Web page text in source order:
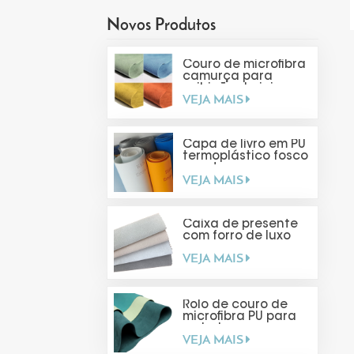
Novos Produtos
Couro de microfibra
camurça para
VEJA MAIS
Capa de livro em PU
termoplástico fosco
VEJA MAIS
Caixa de presente
com forro de luxo
VEJA MAIS
Rolo de couro de
microfibra PU para
VEJA MAIS